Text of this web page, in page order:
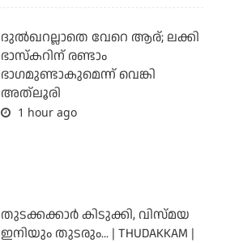
ദുല്‍ഖറല്ലാതെ വേറെ ആര്; ലക്കി
ഭാസ്‌കറിന് രണ്ടാം
ഭാഗമുണ്ടാകുമെന്ന് വെങ്കി
അത്‌ലൂരി
1 hour ago
തുടക്കക്കാര്‍ കിടുക്കി, വിസ്മയ
ഇനിയും തുടരും... | THUDAKKAM |